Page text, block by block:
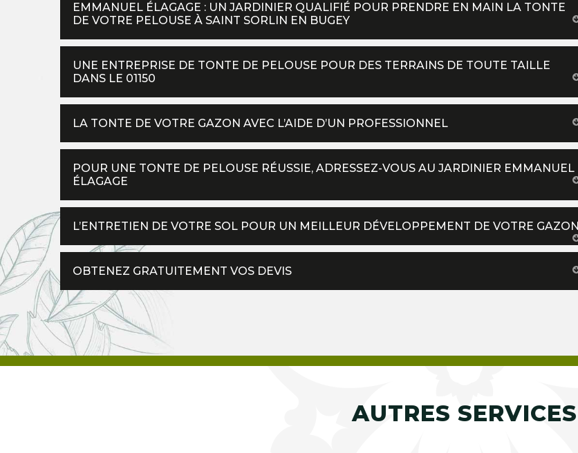
EMMANUEL ÉLAGAGE : UN JARDINIER QUALIFIÉ POUR PRENDRE EN MAIN LA TONTE
DE VOTRE PELOUSE À SAINT SORLIN EN BUGEY
UNE ENTREPRISE DE TONTE DE PELOUSE POUR DES TERRAINS DE TOUTE TAILLE
DANS LE 01150
LA TONTE DE VOTRE GAZON AVEC L’AIDE D’UN PROFESSIONNEL
POUR UNE TONTE DE PELOUSE RÉUSSIE, ADRESSEZ-VOUS AU JARDINIER EMMANUEL
ÉLAGAGE
L’ENTRETIEN DE VOTRE SOL POUR UN MEILLEUR DÉVELOPPEMENT DE VOTRE GAZON
OBTENEZ GRATUITEMENT VOS DEVIS
AUTRES SERVICES